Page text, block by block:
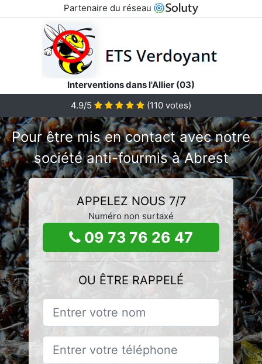
Partenaire du réseau
Interventions dans l'Allier (03)
4.9/5
(110 votes)
Pour être mis en contact avec notre
société anti-fourmis à Abrest
APPELEZ NOUS 7/7
Numéro non surtaxé
09 73 76 26 47
OU ÊTRE RAPPELÉ